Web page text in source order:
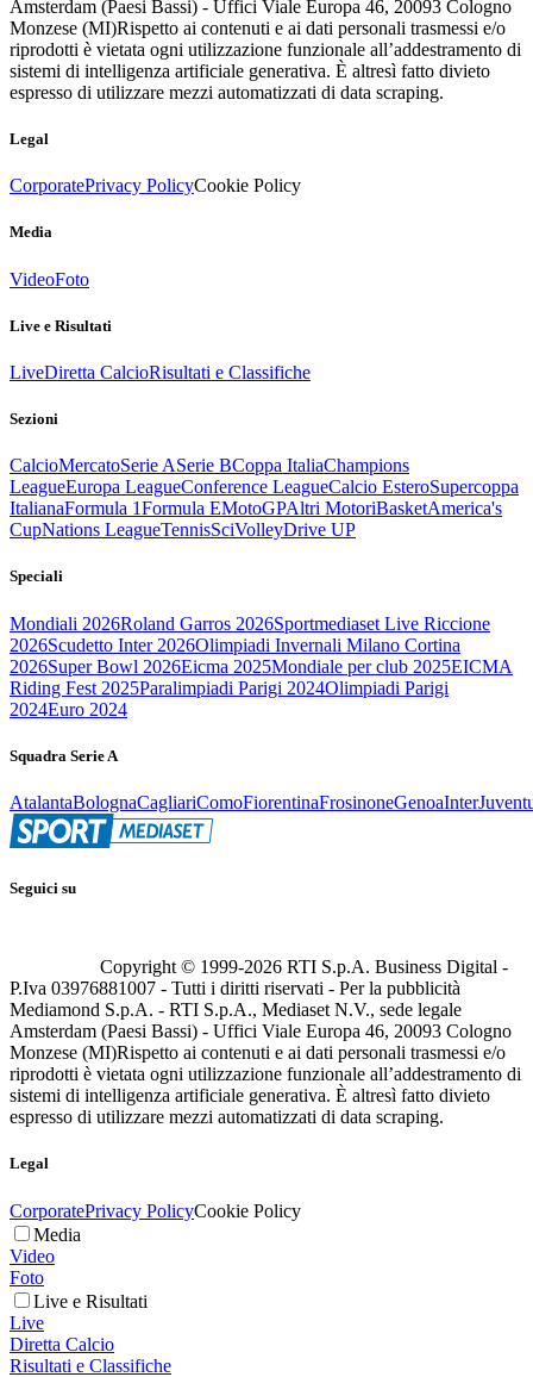
Amsterdam (Paesi Bassi) - Uffici Viale Europa 46, 20093 Cologno
Monzese (MI)Rispetto ai contenuti e ai dati personali trasmessi e/o
riprodotti è vietata ogni utilizzazione funzionale all’addestramento di
sistemi di intelligenza artificiale generativa. È altresì fatto divieto
espresso di utilizzare mezzi automatizzati di data scraping.
Legal
CorporatePrivacy PolicyCookie Policy
Media
VideoFoto
Live e Risultati
LiveDiretta CalcioRisultati e Classifiche
Sezioni
CalcioMercatoSerie ASerie BCoppa ItaliaChampions
LeagueEuropa LeagueConference LeagueCalcio EsteroSupercoppa
ItalianaFormula 1Formula EMotoGPAltri MotoriBasketAmerica's
CupNations LeagueTennisSciVolleyDrive UP
Speciali
Mondiali 2026Roland Garros 2026Sportmediaset Live Riccione
2026Scudetto Inter 2026Olimpiadi Invernali Milano Cortina
2026Super Bowl 2026Eicma 2025Mondiale per club 2025EICMA
Riding Fest 2025Paralimpiadi Parigi 2024Olimpiadi Parigi
2024Euro 2024
Squadra Serie A
AtalantaBolognaCagliariComoFiorentinaFrosinoneGenoaInter
Seguici su
Copyright © 1999-2026 RTI S.p.A. Business Digital -
P.Iva 03976881007 - Tutti i diritti riservati - Per la pubblicità
Mediamond S.p.A. - RTI S.p.A., Mediaset N.V., sede legale
Amsterdam (Paesi Bassi) - Uffici Viale Europa 46, 20093 Cologno
Monzese (MI)Rispetto ai contenuti e ai dati personali trasmessi e/o
riprodotti è vietata ogni utilizzazione funzionale all’addestramento di
sistemi di intelligenza artificiale generativa. È altresì fatto divieto
espresso di utilizzare mezzi automatizzati di data scraping.
Legal
CorporatePrivacy PolicyCookie Policy
Media
Video
Foto
Live e Risultati
Live
Diretta Calcio
Risultati e Classifiche